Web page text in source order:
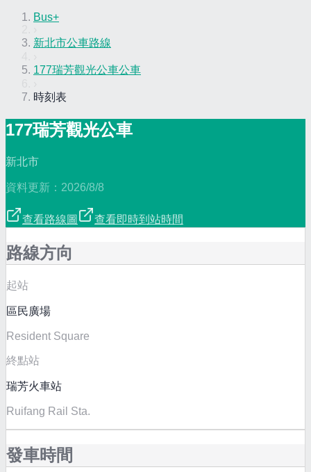
Bus+
新北市公車路線
177瑞芳觀光公車公車
時刻表
177瑞芳觀光公車
新北市
資料更新： 2026/8/8
查看路線圖 查看即時到站時間
路線方向
起站
區民廣場
Resident Square
終點站
瑞芳火車站
Ruifang Rail Sta.
發車時間